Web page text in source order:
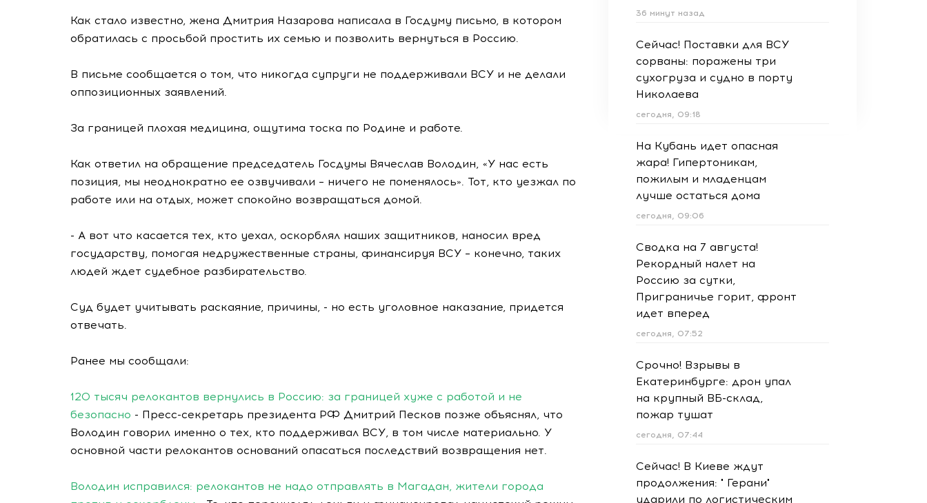
Как стало известно, жена Дмитрия Назарова написала в Госдуму письмо, в котором
обратилась с просьбой простить их семью и позволить вернуться в Россию.
В письме сообщается о том, что никогда супруги не поддерживали ВСУ и не делали
оппозиционных заявлений.
За границей плохая медицина, ощутима тоска по Родине и работе.
Как ответил на обращение председатель Госдумы Вячеслав Володин, «У нас есть
позиция, мы неоднократно ее озвучивали – ничего не поменялось». Тот, кто уезжал по
работе или на отдых, может спокойно возвращаться домой.
- А вот что касается тех, кто уехал, оскорблял наших защитников, наносил вред
государству, помогая недружественные страны, финансируя ВСУ – конечно, таких
людей ждет судебное разбирательство.
Суд будет учитывать раскаяние, причины, - но есть уголовное наказание, придется
отвечать.
Ранее мы сообщали:
120 тысяч релокантов вернулись в Россию: за границей хуже с работой и не
безопасно - Пресс-секретарь президента РФ Дмитрий Песков позже объяснял, что
Володин говорил именно о тех, кто поддерживал ВСУ, в том числе материально. У
основной части релокантов оснований опасаться последствий возвращения нет.
Володин исправился: релокантов не надо отправлять в Магадан, жители города
36 минут назад
Сейчас! Поставки для ВСУ
сорваны: поражены три
сухогруза и судно в порту
Николаева
сегодня, 09:18
На Кубань идет опасная
жара! Гипертоникам,
пожилым и младенцам
лучше остаться дома
сегодня, 09:06
Сводка на 7 августа!
Рекордный налет на
Россию за сутки,
Приграничье горит, фронт
идет вперед
сегодня, 07:52
Срочно! Взрывы в
Екатеринбурге: дрон упал
на крупный ВБ-склад,
пожар тушат
сегодня, 07:44
Сейчас! В Киеве ждут
продолжения: " Герани"
ударили по логистическим